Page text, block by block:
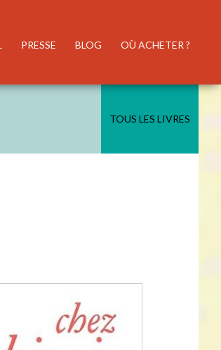
PRESSE BLOG OÙ ACHETER ?
TOUS LES LIVRES